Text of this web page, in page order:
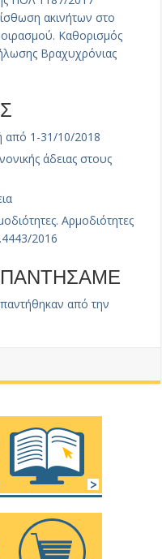
ακινήτων στο
Καθορισμός
Βραχυχρόνιας
από 1-31/10/2018
άδειας στους
Αρμοδιότητες
2016
από την